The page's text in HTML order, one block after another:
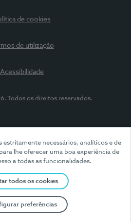
estritamente necessários, analíticos e de
lhe oferecer uma boa experiência de
a todas as funcionalidades.
todos os cookies
preferências
de cookies
de utilização
Acessibilidade
Todos os direitos reservados.